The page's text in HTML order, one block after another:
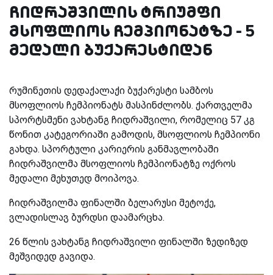
ჩიდრაშვილის ტრიუმფი
მსოფლიოს ჩემპიონატზე - 5
მედალი ბუქარესტიდან
რუმინეთის დედაქალაქი ბუქარესტი სამბოს
მსოფლიოს ჩემპიონატს მასპინძლობს. ქართველმა
სპორტსმენი ვახტანგ ჩიდრაშვილი, რომელიც 57 კგ
წონით კატეგორიაში გამოდის, მსოფლიოს ჩემპიონი
გახდა. სპორტული კარიერის განმავლობაში
ჩიდრაშვილმა მსოფლიოს ჩემპიონატზე ოქროს
მედალი მეხუთედ მოიპოვა.
ჩიდრაშვილმა ფინალში ბელარუსი მეტოქე,
ვლადისლავ ბურდსი დაამარცხა.
26 წლის ვახტანგ ჩიდრაშვილი ფინალში ზედიზედ
მეშვიდედ გავიდა.